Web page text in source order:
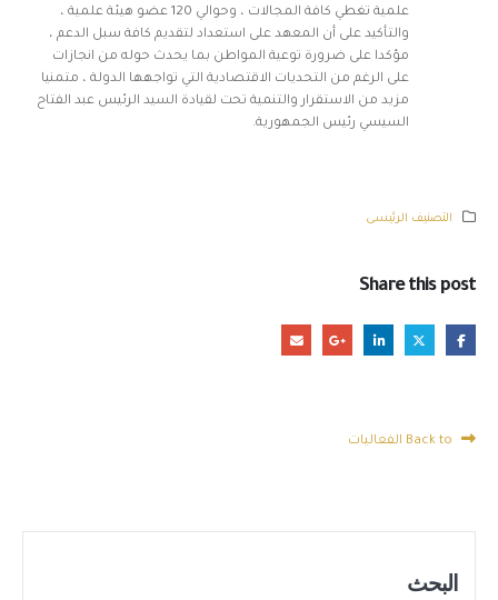
علمية تغطي كافة المجالات ، وحوالي 120 عضو هيئة علمية ،
والتأكيد على أن المعهد على استعداد لتقديم كافة سبل الدعم ،
مؤكدا على ضرورة توعية المواطن بما يحدث حوله من انجازات
على الرغم من التحديات الاقتصادية التي تواجهها الدولة ، متمنيا
مزيد من الاستقرار والتنمية تحت لقيادة السيد الرئيس عبد الفتاح
السيسي رئيس الجمهورية.
التصنيف الرئيسى
Share this post
البحث